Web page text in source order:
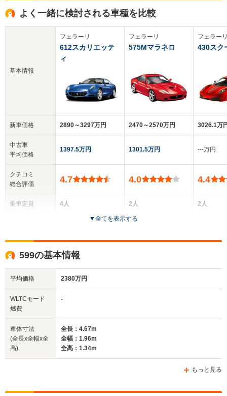
よく一緒に検討される車種を比較
基本情報
新車価格
中古車
平均価格
クチコミ
総合評価
乗車定員
サイズ
(全長x全幅x全高)
フェラーリ
612スカリエッテ
ィ
2890～3297万円
1397.5万円
4.7
4人
フェラーリ
575Mマラネロ
2470～2570万円
1301.5万円
4.0
2人
2ドア
フェラー
430スク
3026.1万
‐‐‐万円
4.4
2人
▼全てを表示する
599の基本情報
平均価格 2380万円
WLTCモード
燃費
-
車体寸法
(全長x全幅x全
高)
全長：4.67m
全幅：1.96m
全高：1.34m
もっと見る